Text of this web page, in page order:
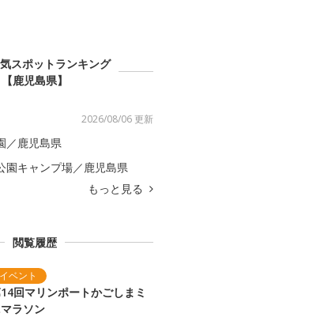
スポットランキング
【鹿児島県】
2026/08/06 更新
／鹿児島県
園キャンプ場／鹿児島県
もっと見る
閲覧履歴
回マリンポートかごしまミ
ラソン